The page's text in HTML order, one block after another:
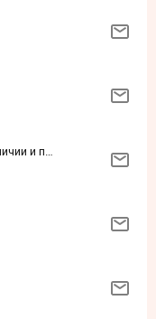
NATALI итальянская обувь в наличии и под заказ